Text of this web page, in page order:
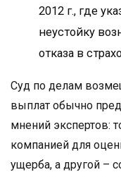
2012 г., где
неустойку
отказа в
Суд по делам
выплат обычно
мнений экспертов:
компанией для
ущерба, а другой –